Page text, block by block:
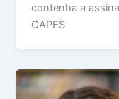
contenha a
CAPES